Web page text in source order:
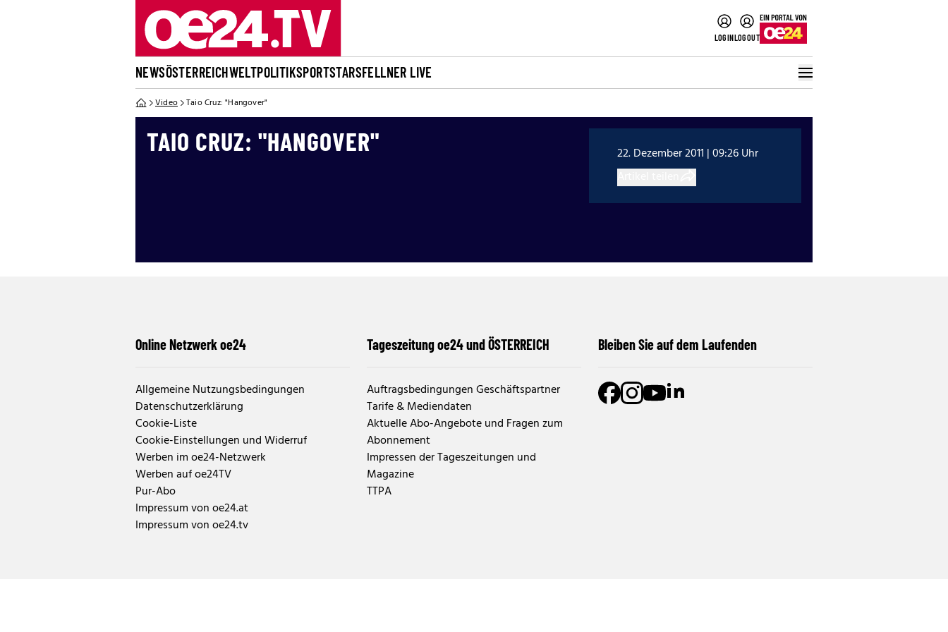
LOGINLOGOUT
NEWSÖSTERREICHWELTPOLITIKSPORTSTARSFELLNER LIVE
Video Taio Cruz: "Hangover"
TAIO CRUZ: "HANGOVER"
22. Dezember 2011 | 09:26 Uhr
Online Netzwerk oe24
Allgemeine Nutzungsbedingungen
Datenschutzerklärung
Cookie-Liste
Cookie-Einstellungen und Widerruf
Werben im oe24-Netzwerk
Werben auf oe24TV
Pur-Abo
Impressum von oe24.at
Impressum von oe24.tv
Tageszeitung oe24 und ÖSTERREICH
Auftragsbedingungen Geschäftspartner
Tarife & Mediendaten
Aktuelle Abo-Angebote und Fragen zum
Abonnement
Impressen der Tageszeitungen und
Magazine
TTPA
Bleiben Sie auf dem Laufenden